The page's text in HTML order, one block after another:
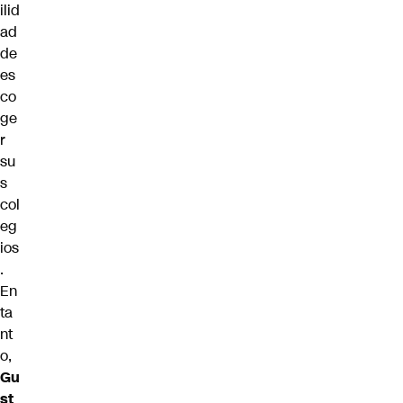
ilid
ad
de
es
co
ge
r
su
s
col
eg
ios
.
En
ta
nt
o,
Gu
st